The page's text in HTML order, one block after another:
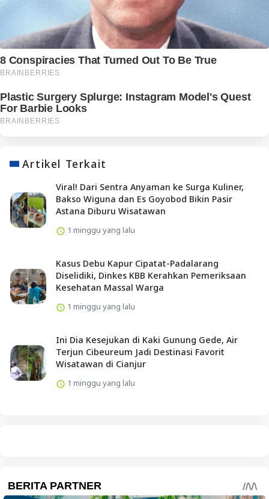
Artikel Terkait
Viral! Dari Sentra Anyaman ke Surga Kuliner,
Bakso Wiguna dan Es Goyobod Bikin Pasir
Astana Diburu Wisatawan
1 minggu yang lalu
Kasus Debu Kapur Cipatat-Padalarang
Diselidiki, Dinkes KBB Kerahkan Pemeriksaan
Kesehatan Massal Warga
1 minggu yang lalu
Ini Dia Kesejukan di Kaki Gunung Gede, Air
Terjun Cibeureum Jadi Destinasi Favorit
Wisatawan di Cianjur
1 minggu yang lalu